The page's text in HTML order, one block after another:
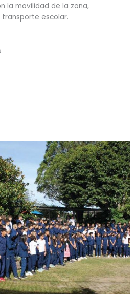
la movilidad de la zona,
escolar.